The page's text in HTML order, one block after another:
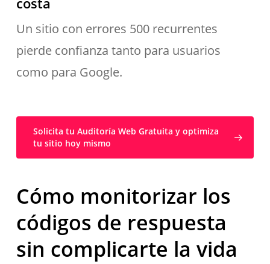
Un sitio con errores 500 recurrentes
pierde confianza tanto para usuarios
como para Google.
Solicita tu Auditoría Web Gratuita y optimiza
tu sitio hoy mismo
Cómo monitorizar los
códigos de respuesta
sin complicarte la vida